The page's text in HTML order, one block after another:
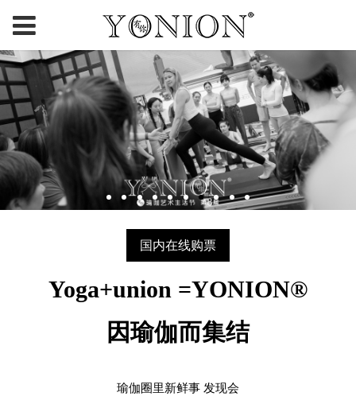
国内在线购票
Yoga+union =YONION®
因瑜伽而集结
瑜伽圈里新鲜事 发现会